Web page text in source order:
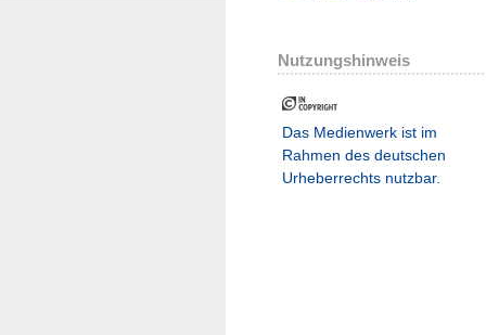
Nutzungshinweis
Das Medienwerk ist im
Rahmen des deutschen
Urheberrechts nutzbar.